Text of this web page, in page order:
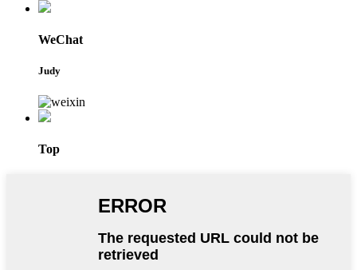
WeChat
Judy
Top